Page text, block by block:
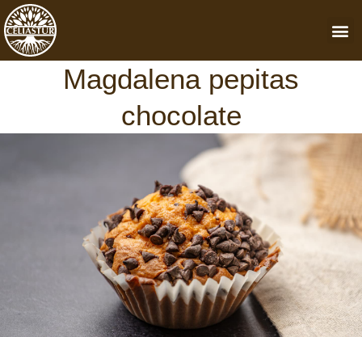
al
contenido
Magdalena pepitas
chocolate